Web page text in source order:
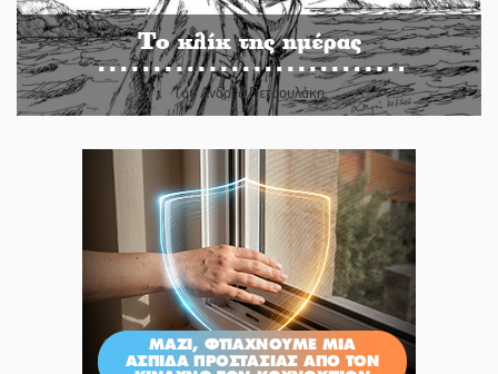
Το κλίκ της ημέρας
Του Ανδρέα Πετρουλάκη